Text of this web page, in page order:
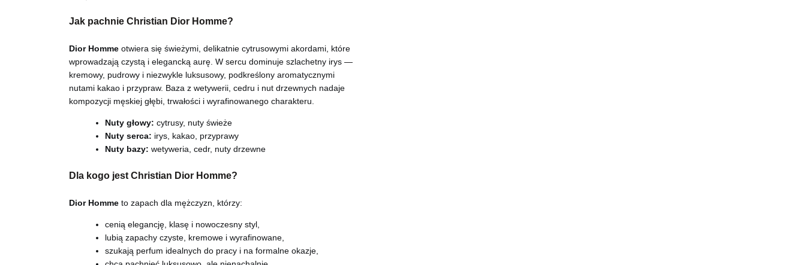
Jak pachnie Christian Dior Homme?
Dior Hommeotwiera się świeżymi, delikatnie cytrusowymi akordami, które
wprowadzają czystą i elegancką aurę. W sercu dominuje szlachetny irys —
kremowy, pudrowy i niezwykle luksusowy, podkreślony aromatycznymi
nutami kakao i przypraw. Baza z wetywerii, cedru i nut drzewnych nadaje
kompozycji męskiej głębi, trwałości i wyrafinowanego charakteru.
Nuty głowy: cytrusy, nuty świeże
Nuty serca: irys, kakao, przyprawy
Nuty bazy: wetyweria, cedr, nuty drzewne
Dla kogo jest Christian Dior Homme?
Dior Hommeto zapach dla mężczyzn, którzy:
cenią elegancję, klasę i nowoczesny styl,
lubią zapachy czyste, kremowe i wyrafinowane,
szukają perfum idealnych do pracy i na formalne okazje,